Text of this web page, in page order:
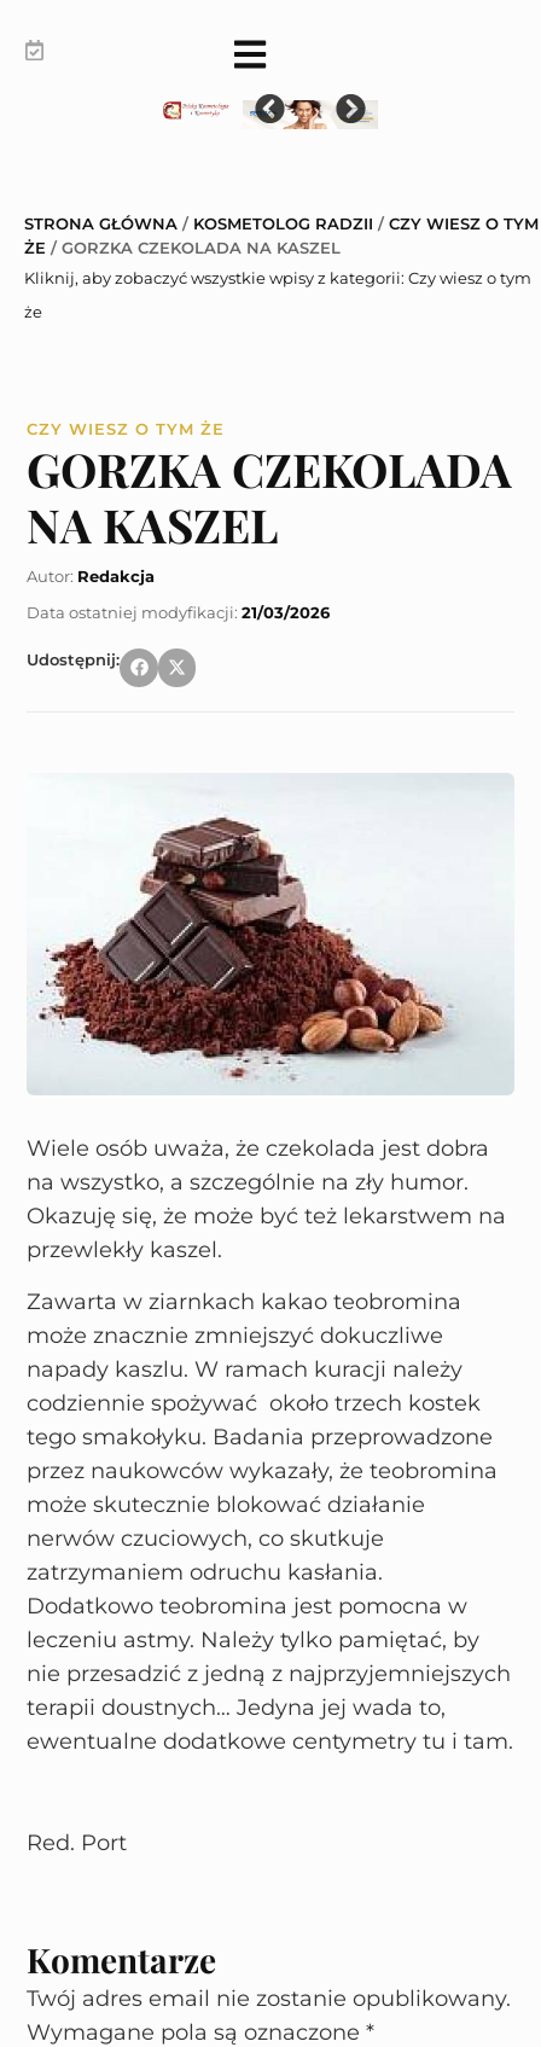
STRONA GŁÓWNA / KOSMETOLOG RADZII /CZY WIESZ O TYM
ŻE /GORZKA CZEKOLADA NA KASZEL
Kliknij, aby zobaczyć wszystkie wpisy z kategorii: Czy wiesz o tym
że
CZY WIESZ O TYM ŻE
GORZKA CZEKOLADA
NA KASZEL
Autor: Redakcja
21/03/2026
Udostępnij:
Wiele osób uważa, że czekolada jest dobra
na wszystko, a szczególnie na zły humor.
Okazuję się, że może być też lekarstwem na
przewlekły kaszel.
Zawarta w ziarnkach kakao teobromina
może znacznie zmniejszyć dokuczliwe
napady kaszlu. W ramach kuracji należy
codziennie spożywać około trzech kostek
tego smakołyku. Badania przeprowadzone
przez naukowców wykazały, że teobromina
może skutecznie blokować działanie
nerwów czuciowych, co skutkuje
zatrzymaniem odruchu kasłania.
Dodatkowo teobromina jest pomocna w
leczeniu astmy. Należy tylko pamiętać, by
nie przesadzić z jedną z najprzyjemniejszych
terapii doustnych… Jedyna jej wada to,
ewentualne dodatkowe centymetry tu i tam.
Red. Port
Komentarze
Twój adres email nie zostanie opublikowany.
Wymagane pola są oznaczone*